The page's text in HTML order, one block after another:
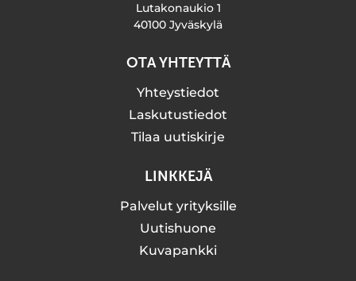
Lutakonaukio 1
40100 Jyväskylä
OTA YHTEYTTÄ
Yhteystiedot
Laskutustiedot
Tilaa uutiskirje
LINKKEJÄ
Palvelut yrityksille
Uutishuone
Kuvapankki